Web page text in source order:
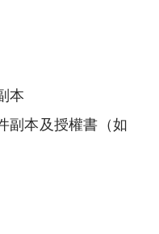
本
副本及授權書（如